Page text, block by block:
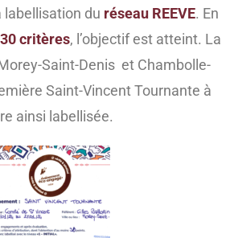
labellisation du réseau REEVE. En
30 critères, l’objectif est atteint. La
Saint-Denis et Chambolle-
Saint-Vincent Tournante à
ainsi labellisée.